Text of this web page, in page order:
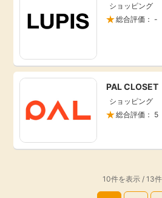
ショッピング
総合評価： -
PAL CLOSET
ショッピング
総合評価： 5
10件を表示 / 13